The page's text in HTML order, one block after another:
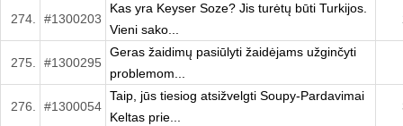
274. #1300203
Kas yra Keyser Soze? Jis turėtų būti Turkijos.
Vieni sako...
275. #1300295
Geras žaidimų pasiūlyti žaidėjams užginčyti
problemom...
276. #1300054
Taip, jūs tiesiog atsižvelgti Soupy-Pardavimai
Keltas prie...